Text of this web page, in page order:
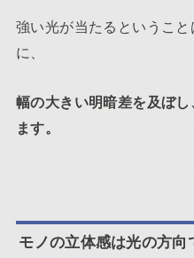
強い光が当たるというこ
に、
幅の大きい明暗差を及ぼ
ます。
モノの立体感は光の方向